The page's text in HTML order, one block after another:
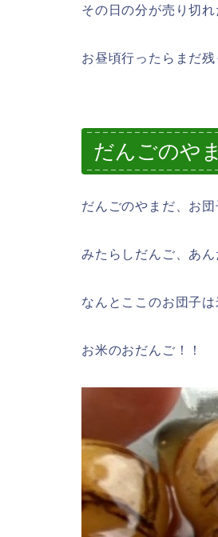
その日の分が売り切
お昼頃行ったらまだ
だんごのや
だんごのやまだ、お
みたらしだんご、あ
なんとここのお団子
お米のおだんご！！